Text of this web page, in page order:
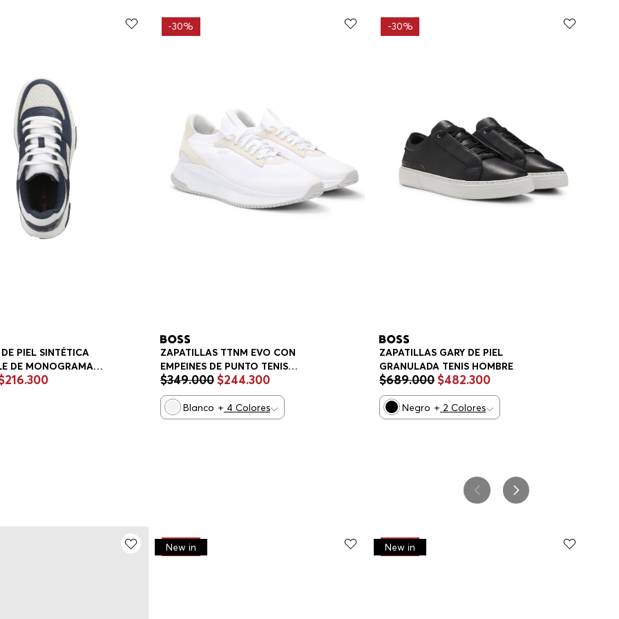
PIEL SINTÉTICA
DE MONOGRAMA
216.300
-30%
ZAPATILLAS TTNM EVO CON
EMPEINES DE PUNTO TENIS
HOMBRE
$349.000 $244.300
Blanco + 4 Colores
-30%
ZAPATILLAS GARY DE PIEL
GRANULADA TENIS HOMBRE
$689.000 $482.300
Negro + 2 Colores
-30%
New in -30%
New in